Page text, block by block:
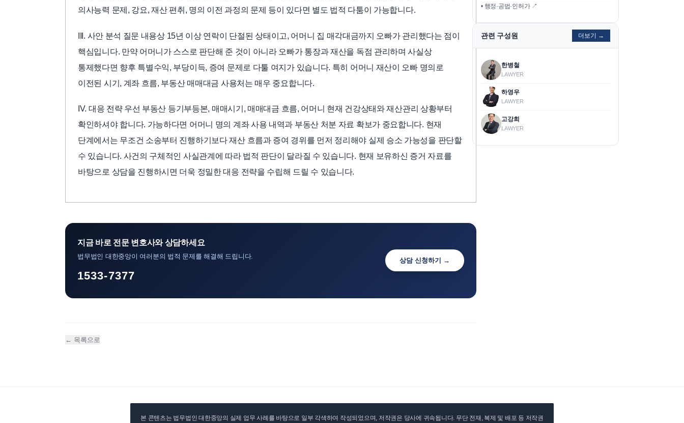
의사능력 문제, 강요, 재산 편취, 명의 이전 과정의 문제 등이 있다면 별도 법적 다툼이 가능합니다.
III. 사안 분석 질문 내용상 15년 이상 연락이 단절된 상태이고, 어머니 집 매각대금까지 오빠가 관리했다는 점이
핵심입니다. 만약 어머니가 스스로 판단해 준 것이 아니라 오빠가 통장과 재산을 독점 관리하며 사실상
통제했다면 향후 특별수익, 부당이득, 증여 문제로 다툴 여지가 있습니다. 특히 어머니 재산이 오빠 명의로
이전된 시기, 계좌 흐름, 부동산 매매대금 사용처는 매우 중요합니다.
IV. 대응 전략 우선 부동산 등기부등본, 매매시기, 매매대금 흐름, 어머니 현재 건강상태와 재산관리 상황부터
확인하셔야 합니다. 가능하다면 어머니 명의 계좌 사용 내역과 부동산 처분 자료 확보가 중요합니다. 현재
단계에서는 무조건 소송부터 진행하기보다 재산 흐름과 증여 경위를 먼저 정리해야 실제 승소 가능성을 판단할
수 있습니다. 사건의 구체적인 사실관계에 따라 법적 판단이 달라질 수 있습니다. 현재 보유하신 증거 자료를
바탕으로 상담을 진행하시면 더욱 정밀한 대응 전략을 수립해 드릴 수 있습니다.
지금 바로 전문 변호사와 상담하세요
법무법인 대한중앙이 여러분의 법적 문제를 해결해 드립니다.
1533-7377
상담 신청하기 →
← 목록으로
• 행정·공법·인허가 ↗
관련 구성원 더보기 →
한병철
LAWYER
하영우
LAWYER
고강희
LAWYER
본 콘텐츠는 법무법인 대한중앙의 실제 업무 사례를 바탕으로 일부 각색하여 작성되었으며, 저작권은 당사에 귀속됩니다. 무단 전재, 복제 및 배포 등 저작권